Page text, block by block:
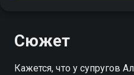
Сюжет
Кажется, что у супругов